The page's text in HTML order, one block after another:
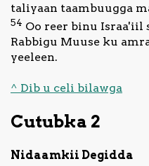
taliyaan taambuugga
54 Oo reer binu Israa'iil
Rabbigu Muuse ku
yeeleen.
^ Dib u celi bilawga
Cutubka 2
Nidaamkii Degidda